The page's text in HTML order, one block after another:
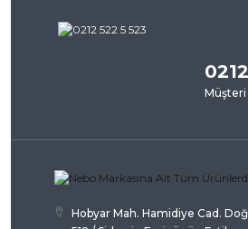
Hobyar Mah. Hamidiye Cad.